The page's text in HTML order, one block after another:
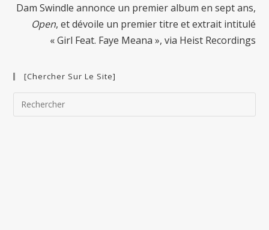
Dam Swindle annonce un premier album en sept ans,
Open, et dévoile un premier titre et extrait intitulé
« Girl Feat. Faye Meana », via Heist Recordings
[Chercher Sur Le Site]